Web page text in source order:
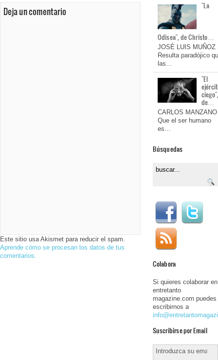
Deja un comentario
Este sitio usa Akismet para reducir el spam.
Aprende cómo se procesan los datos de tus
comentarios.
"La
Odisea", de Christo…
JOSÉ LUIS MUÑOZ
Resulta paradójico
las…
"El
de…
CARLOS MANZANO
Que el ser humano
es…
Búsquedas
Colabora
Si quieres colaborar en
entretanto
magazine.com puedes
escribirnos a
Suscribirse por Email